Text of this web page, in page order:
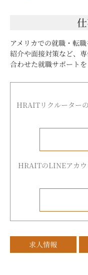
アメリカでの就職・転
紹介や面接対策など、
合わせた就職サポートを
HRAITリクルーター
HRAITのLINEアカウ
求人情報